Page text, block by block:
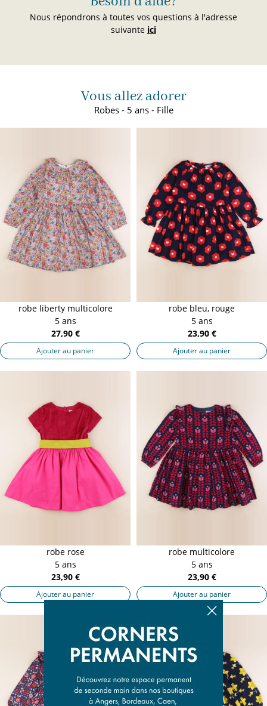
Nous répondrons à toutes vos questions à l'adresse
suivante ici
Vous allez adorer
Robes - 5 ans - Fille
robe liberty multicolore
5 ans
27,90 €
Ajouter au panier
robe bleu, rouge
5 ans
23,90 €
Ajouter au panier
robe rose
5 ans
23,90 €
Ajouter au panier
robe multicolore
5 ans
23,90 €
Ajouter au panier